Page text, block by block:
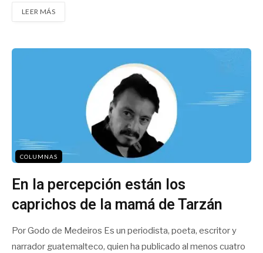
LEER MÁS
COLUMNAS
En la percepción están los
caprichos de la mamá de Tarzán
Por Godo de Medeiros Es un periodista, poeta, escritor y
narrador guatemalteco, quien ha publicado al menos cuatro